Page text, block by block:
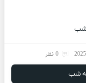
0 نظر
شب